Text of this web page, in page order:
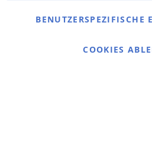
Kontaktieren Sie uns
Cookie Einstellungen
BENUTZERSPEZIFISCHE
COOKIES